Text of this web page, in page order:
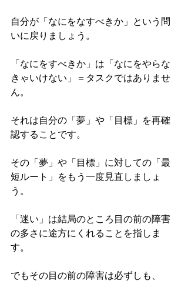
自分が「なにをなすべきか」という問
いに戻りましょう。
「なにをすべきか」は「なにをやらな
きゃいけない」＝タスクではありませ
ん。
それは自分の「夢」や「目標」を再確
認することです。
その「夢」や「目標」に対しての「最
短ルート」をもう一度見直しましょ
う。
「迷い」は結局のところ目の前の障害
の多さに途方にくれることを指しま
す。
でもその目の前の障害は必ずしも、